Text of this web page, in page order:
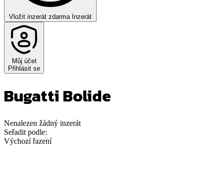
Vložit inzerát zdarma Inzerát
Můj účet
Přihlásit se
Bugatti Bolide
Nenalezen žádný inzerát
Seřadit podle:
Výchozí řazení